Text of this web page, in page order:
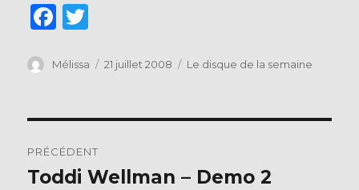
F
c
b
o
o
it
r
Auteur
Mélissa
Publié
21 juillet 2008 Catégories
Le disque de la semaine
de
PRÉCÉDENT
Publication
Toddi Wellman – Demo 2